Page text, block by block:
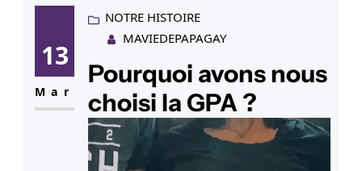
dans les mêmes locaux, c’est peut être
bête mais cela nous a rassuré. Mais ce
13
Mar
NOTRE HISTOIRE
MAVIEDEPAPAGAY
Pourquoi avons nous
choisi la GPA ?